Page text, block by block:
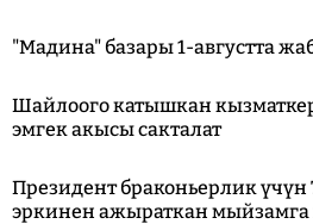
"Мадина" базары 1-августта
Шайлоого катышкан
эмгек акысы сакталат
Президент браконьерлик
эркинен ажыраткан мыйзамга